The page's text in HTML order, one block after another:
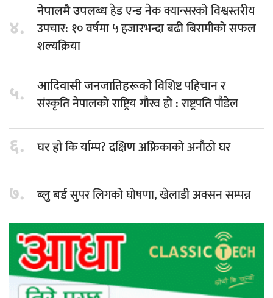
४.
नेपालमै उपलब्धहेड एन्ड नेक क्यान्सरको विश्वस्तरीय
उपचार: १० वर्षमा ५ हजारभन्दा बढी बिरामीको सफल
शल्यक्रिया
५. आदिवासी जनजातिहरूकोविशिष्ट पहिचान र
संस्कृति नेपालको राष्ट्रिय गौरव हो : राष्ट्रपति पौडेल
६. घर होकि र्याम्प? दक्षिण अफ्रिकाको अनौठो घर
७. ब्लु बर्डसुपर लिगको घोषणा, खेलाडी अक्सन सम्पन्न